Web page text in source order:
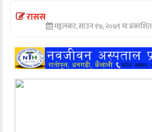
मनोरञ्जन
रासस
मङ्गलबार, साउन १७, २०७९ मा प्रकाशित